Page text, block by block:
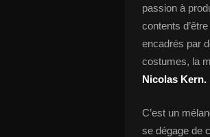
passion à
contents
encadrés par
costumes, la
Nicolas Kern.
C’est un
se dégage de